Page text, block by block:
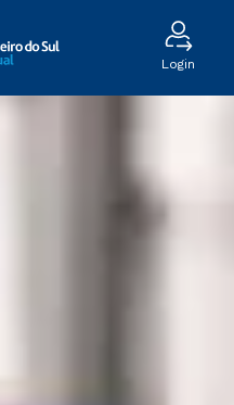
Login